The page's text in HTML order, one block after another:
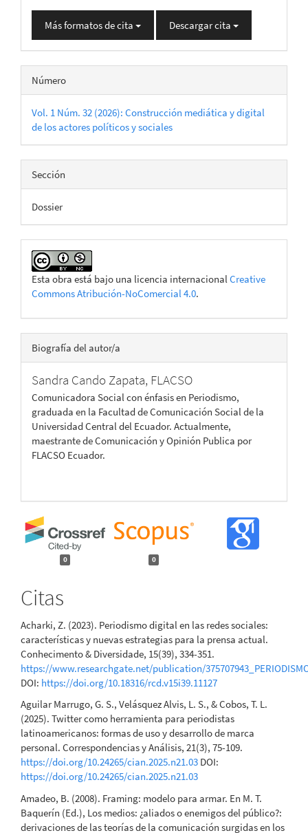
Más formatos de cita Descargar cita
Número
Vol. 1 Núm. 32 (2026): Construcción mediática y digital
de los actores políticos y sociales
Sección
Dossier
Esta obra está bajo una licencia internacional Creative
Commons Atribución-NoComercial 4.0.
Biografía del autor/a
Sandra Cando Zapata, FLACSO
Comunicadora Social con énfasis en Periodismo,
graduada en la Facultad de Comunicación Social de la
Universidad Central del Ecuador. Actualmente,
maestrante de Comunicación y Opinión Publica por
FLACSO Ecuador.
0 0
Citas
Acharki, Z. (2023). Periodismo digital en las redes sociales:
características y nuevas estrategias para la prensa actual.
Conhecimento & Diversidade, 15(39), 334-351.
https://www.researchgate.net/publication/
DOI: https://doi.org/10.18316/rcd.v15i39.11127
Aguilar Marrugo, G. S., Velásquez Alvis, L. S., & Cobos, T. L.
(2025). Twitter como herramienta para periodistas
latinoamericanos: formas de uso y desarrollo de marca
personal. Correspondencias y Análisis, 21(3), 75-109.
https://doi.org/10.24265/cian.2025.n21.03 DOI:
https://doi.org/10.24265/cian.2025.n21.03
Amadeo, B. (2008). Framing: modelo para armar. En M. T.
Baquerín (Ed.), Los medios: ¿aliados o enemigos del público?:
derivaciones de las teorías de la comunicación surgidas en los